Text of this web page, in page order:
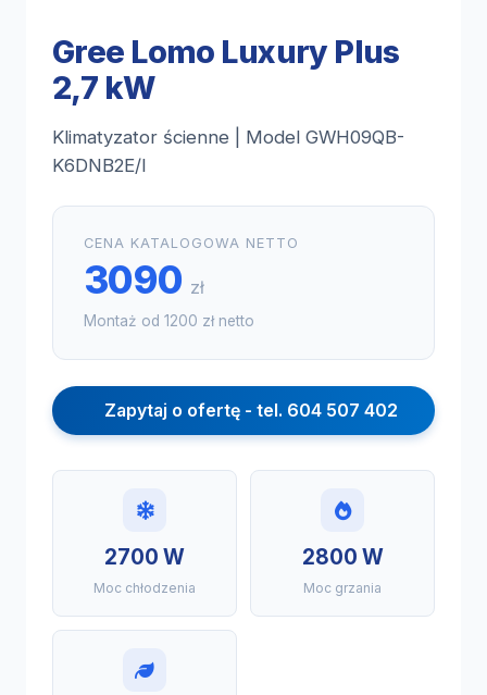
Gree Lomo Luxury Plus
2,7 kW
Klimatyzator ścienne | Model GWH09QB-
K6DNB2E/I
CENA KATALOGOWA NETTO
3090 zł
Montaż od 1200 zł netto
Zapytaj o ofertę - tel. 604 507 402
2700 W
Moc chłodzenia
2800 W
Moc grzania